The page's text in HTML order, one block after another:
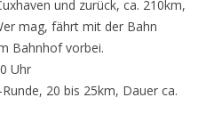
und zurück, ca. 210km,
mag, fährt mit der Bahn
Bahnhof vorbei.
Uhr
20 bis 25km, Dauer ca.